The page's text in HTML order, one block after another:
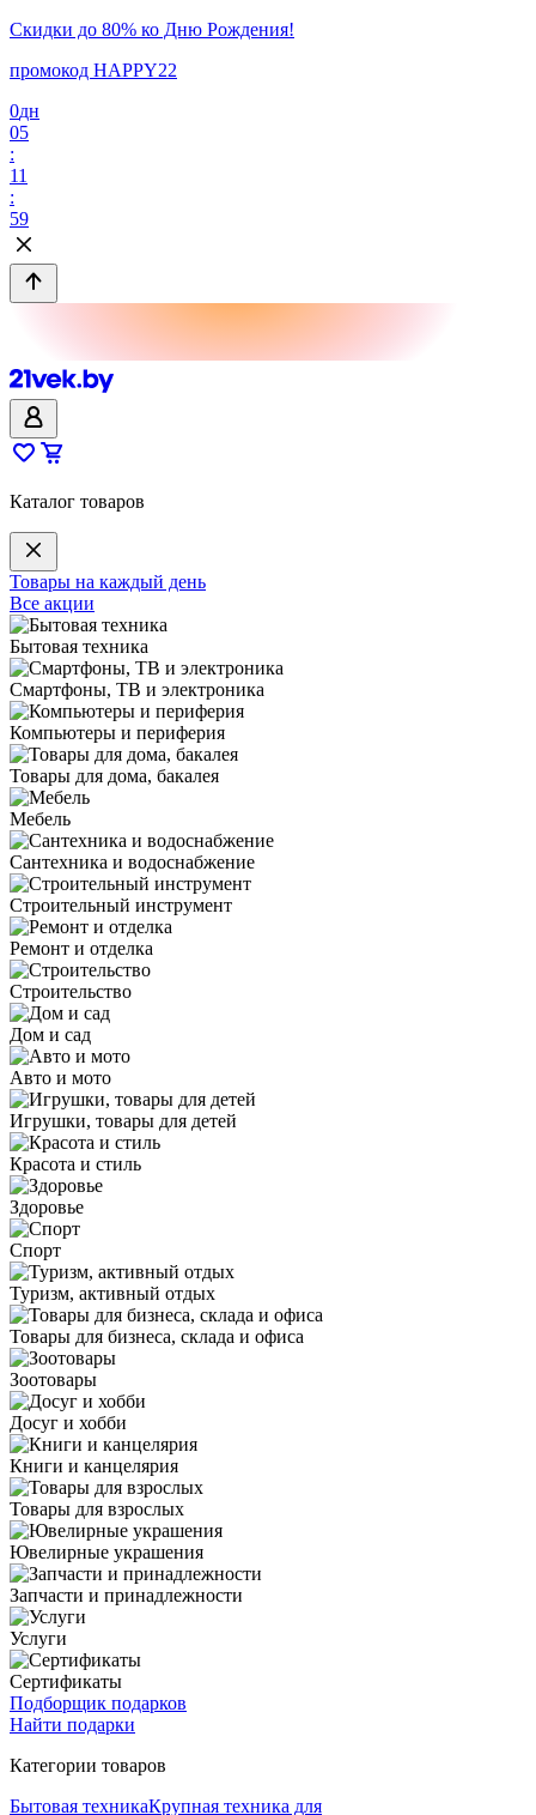
Скидки до 80% ко Дню Рождения!
промокод HAPPY22
0дн
05
:
11
:
59
Каталог товаров
Товары на каждый день
Все акции
Бытовая техника
Смартфоны, ТВ и электроника
Компьютеры и периферия
Товары для дома, бакалея
Мебель
Сантехника и водоснабжение
Строительный инструмент
Ремонт и отделка
Строительство
Дом и сад
Авто и мото
Игрушки, товары для детей
Красота и стиль
Здоровье
Спорт
Туризм, активный отдых
Товары для бизнеса, склада и офиса
Зоотовары
Досуг и хобби
Книги и канцелярия
Товары для взрослых
Ювелирные украшения
Запчасти и принадлежности
Услуги
Сертификаты
Подборщик подарков
Найти подарки
Категории товаров
Бытовая техникаКрупная техника для